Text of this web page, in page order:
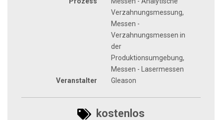
Verzahnungsmessung,
Messen -
Verzahnungsmessen in
der
Produktionsumgebung,
Messen - Lasermessen
Veranstalter
Gleason
kostenlos